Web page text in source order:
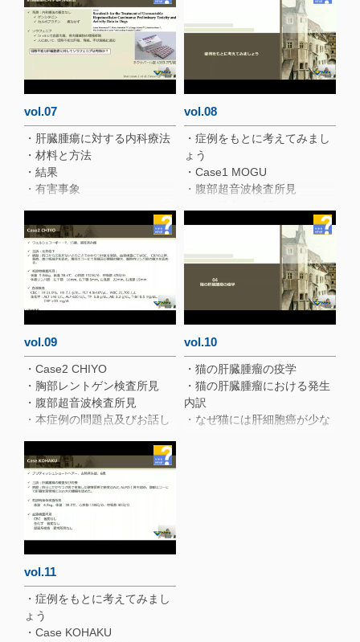
・CT vs US :診断率の違い
・腹部超音波検査はリンパ系
腫瘍の浸潤に対して感度が低
・リンパ系腫瘍を疑う超音波
検査所見（肝臓）
・リンパ系腫瘍を疑う超音波
検査所見（脾臓）
・肝臓における腫瘤性病変の
診断アルゴリズム
・肝臓手術のためのCT読影
vol.07
・肝臓腫瘍に対する内科療法
・材料と方法
・結果
・有害事象
フェニブ vs メトロノミック
化学療法）
・Over all survival （ソラフェ
ニブ vs メトロノミック化学
療法）
・肝臓腫瘍に対する放射線療
法
vol.08
・症例をもとに考えてみまし
ょう
・Case1 MOGU
・腹部超音波検査所見
とは？
・経過
・本症例のポイント
vol.09
・Case2 CHIYO
・胸部レントゲン検査所見
・腹部超音波検査所見
・本症例の問題点及びお話し
・肺腫瘤、リンパ節、肝臓細
胞診所見
・本症例のポイント
・Case 3 Maron
・腹部超音波検査所見
・本症例の問題点とお話しす
べきこと
・手術時肉眼所見及び病理組
織学的検査所見
・犬の肝臓腫瘤におけるイン
フォームドコンセントガイド
vol.10
・猫の肝臓腫瘤の疫学
・猫の肝臓腫瘤における発生
内訳
・なぜ猫には肝細胞癌が少な
vol.11
・症例をもとに考えてみまし
ょう
・Case KOHAKU